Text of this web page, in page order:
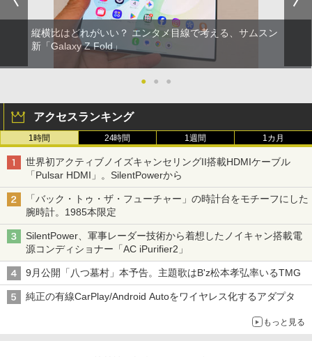
縦横比はどれがいい？ エンタメ目線で考える、サムスン
新「Galaxy Z Fold」
● ● ●
アクセスランキング
1時間 24時間 1週間 1カ月
世界初アクティブノイズキャンセリングII搭載HDMIケーブル
「Pulsar HDMI」。SilentPowerから
「バック・トゥ・ザ・フューチャー」の時計台をモチーフにした
腕時計。1985本限定
SilentPower、軍事レーダー技術から着想したノイキャン搭載電
源コンディショナー「AC iPurifier2」
9月公開「八つ墓村」本予告。主題歌はB'z松本孝弘率いるTMG
純正の有線CarPlay/Android Autoをワイヤレス化するアダプタ
もっと見る